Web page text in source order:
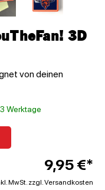
3D
von deinen
Werktage
9,95 €*
MwSt. zzgl. Versandkosten